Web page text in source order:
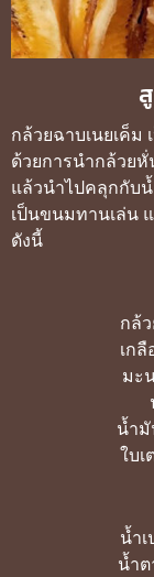
กล้วยฉาบเนยเค็ม
ด้วยการนำกล้วย
แล้วนำไปคลุกกับน้
เป็นขนมทานเล่น
ดังนี้
กล้
เก
ม
น้
ใ
น้
น้